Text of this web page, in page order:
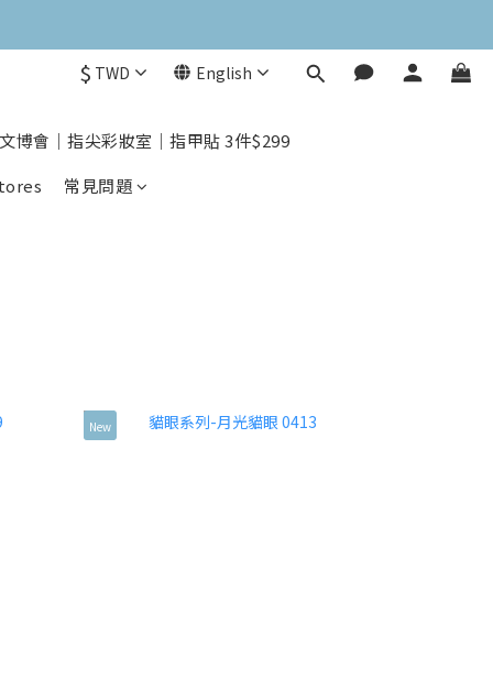
$ TWD English
博會｜指尖彩妝室｜指甲貼 3件$299
常見問題
New